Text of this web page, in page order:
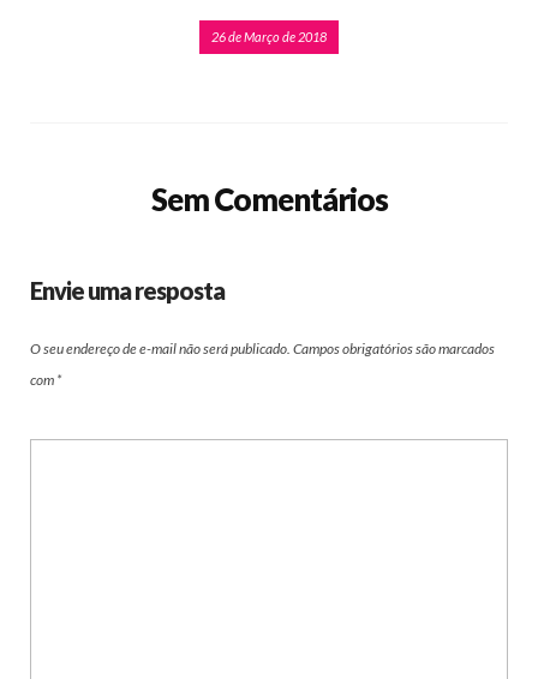
26 de Março de 2018
Sem Comentários
Envie uma resposta
O seu endereço de e-mail não será publicado. Campos obrigatórios são marcados
com *